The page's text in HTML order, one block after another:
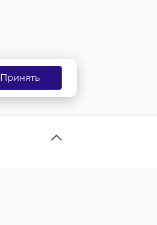
Принять